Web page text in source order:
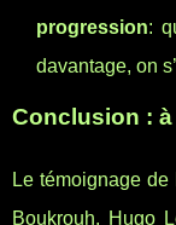
progression:
davantage, on
Conclusion :
Le témoignage
Boukrouh, Hugo